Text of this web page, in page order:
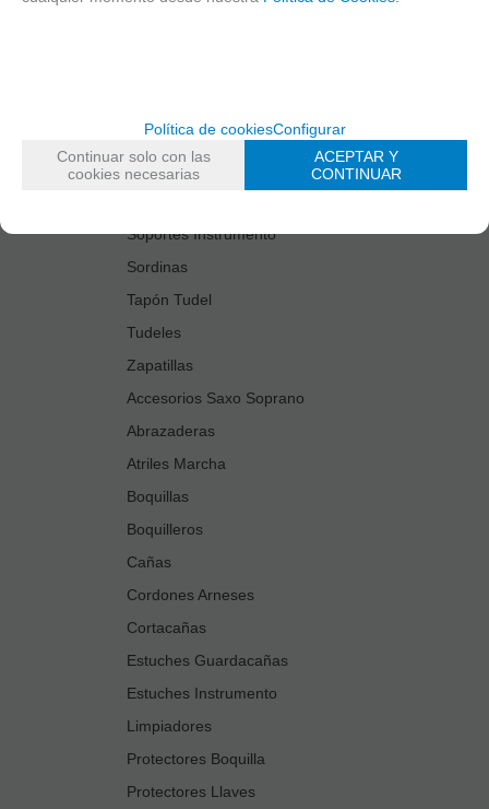
Estuches Guardacañas
Limpiadores
Protectores Boquilla
Soportes Instrumento
Sordinas
Tapón Tudel
Tudeles
Zapatillas
Accesorios Saxo Soprano
Abrazaderas
Atriles Marcha
Boquillas
Boquilleros
Cañas
Cordones Arneses
Cortacañas
Estuches Guardacañas
Estuches Instrumento
Limpiadores
Protectores Boquilla
Protectores Llaves
Política de cookiesConfigurar
Continuar solo con las
cookies necesarias
ACEPTAR Y
CONTINUAR